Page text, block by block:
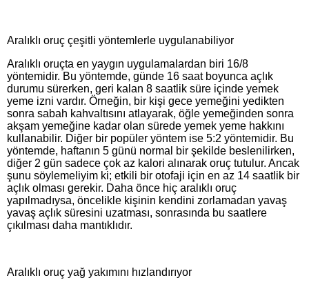
Aralıklı oruç çeşitli yöntemlerle uygulanabiliyor
Aralıklı oruçta en yaygın uygulamalardan biri 16/8
yöntemidir. Bu yöntemde, günde 16 saat boyunca açlık
durumu sürerken, geri kalan 8 saatlik süre içinde yemek
yeme izni vardır. Örneğin, bir kişi gece yemeğini yedikten
sonra sabah kahvaltısını atlayarak, öğle yemeğinden sonra
akşam yemeğine kadar olan sürede yemek yeme hakkını
kullanabilir. Diğer bir popüler yöntem ise 5:2 yöntemidir. Bu
yöntemde, haftanın 5 günü normal bir şekilde beslenilirken,
diğer 2 gün sadece çok az kalori alınarak oruç tutulur. Ancak
şunu söylemeliyim ki; etkili bir otofaji için en az 14 saatlik bir
açlık olması gerekir. Daha önce hiç aralıklı oruç
yapılmadıysa, öncelikle kişinin kendini zorlamadan yavaş
yavaş açlık süresini uzatması, sonrasında bu saatlere
çıkılması daha mantıklıdır.
Aralıklı oruç yağ yakımını hızlandırıyor